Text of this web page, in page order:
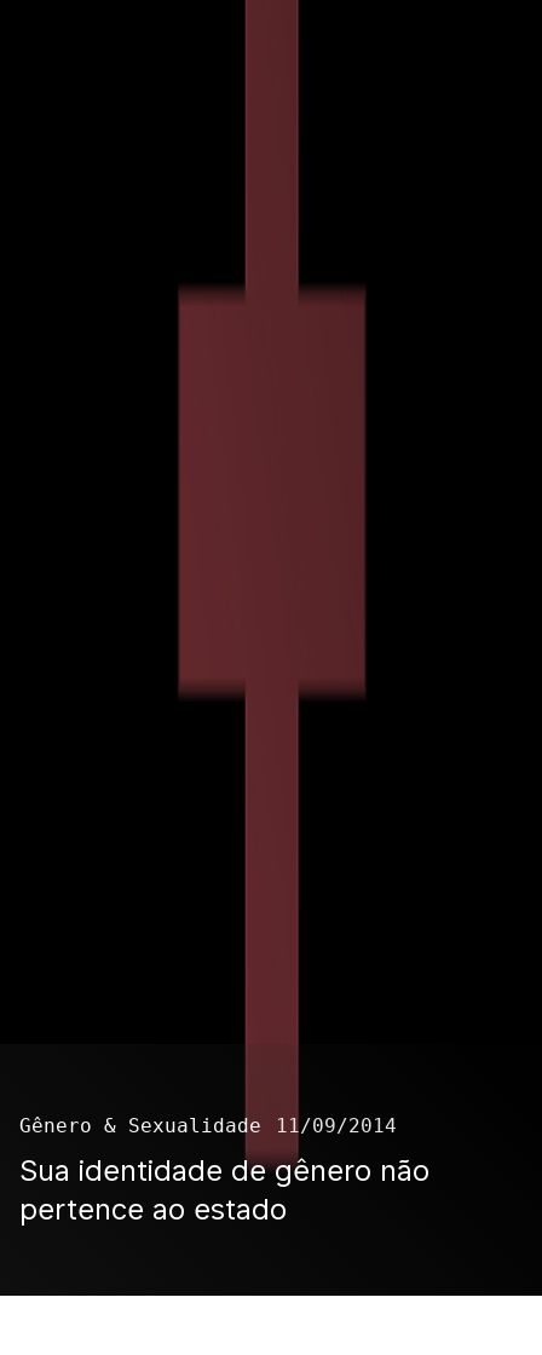
Gênero & Sexualidade 11/09/2014
Sua identidade de gênero não
pertence ao estado